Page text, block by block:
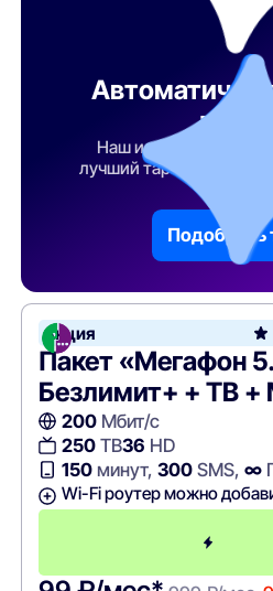
Наш искусственный
лучший тарифный план
Подобрать
Акция
Пакет «Мегафон
Безлимит+ + ТВ +
200Мбит/с
250ТВ36 HD
150минут, 300SMS, ∞
Wi-Fi роутер можно